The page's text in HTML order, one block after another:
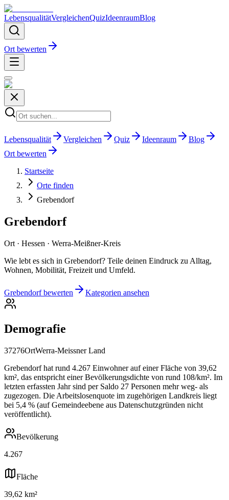
LebensqualitätVergleichenQuizIdeenraumBlog
Ort bewerten
Lebensqualität Vergleichen Quiz Ideenraum
Blog
Ort bewerten
Startseite
Orte finden
Grebendorf
Grebendorf
Ort · Hessen · Werra-Meißner-Kreis
Wie lebt es sich in Grebendorf? Teile deinen Eindruck zu Alltag,
Wohnen, Mobilität, Freizeit und Umfeld.
Grebendorf bewerten Kategorien ansehen
Demografie
37276OrtWerra-Meissner Land
Grebendorf hat rund 4.267 Einwohner auf einer Fläche von 39,62
km², das entspricht einer Bevölkerungsdichte von rund 108/km². Im
letzten erfassten Jahr sind per Saldo 27 Personen mehr weg- als
zugezogen. Die Arbeitslosenquote im zugehörigen Landkreis liegt
bei 5,4 % (auf Gemeindeebene aus Datenschutzgründen nicht
veröffentlicht).
Bevölkerung
4.267
Fläche
39,62 km²